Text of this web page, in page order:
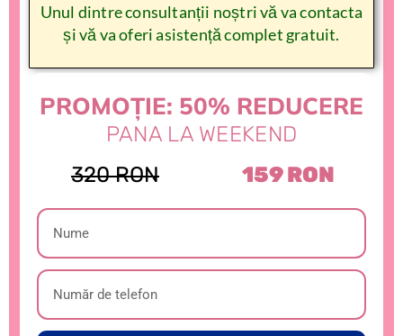
Unul dintre consultanții noștri vă va contacta
și vă va oferi asistență complet gratuit.
PROMOȚIE: 50% REDUCERE
PANA LA WEEKEND
320 RON
159 RON